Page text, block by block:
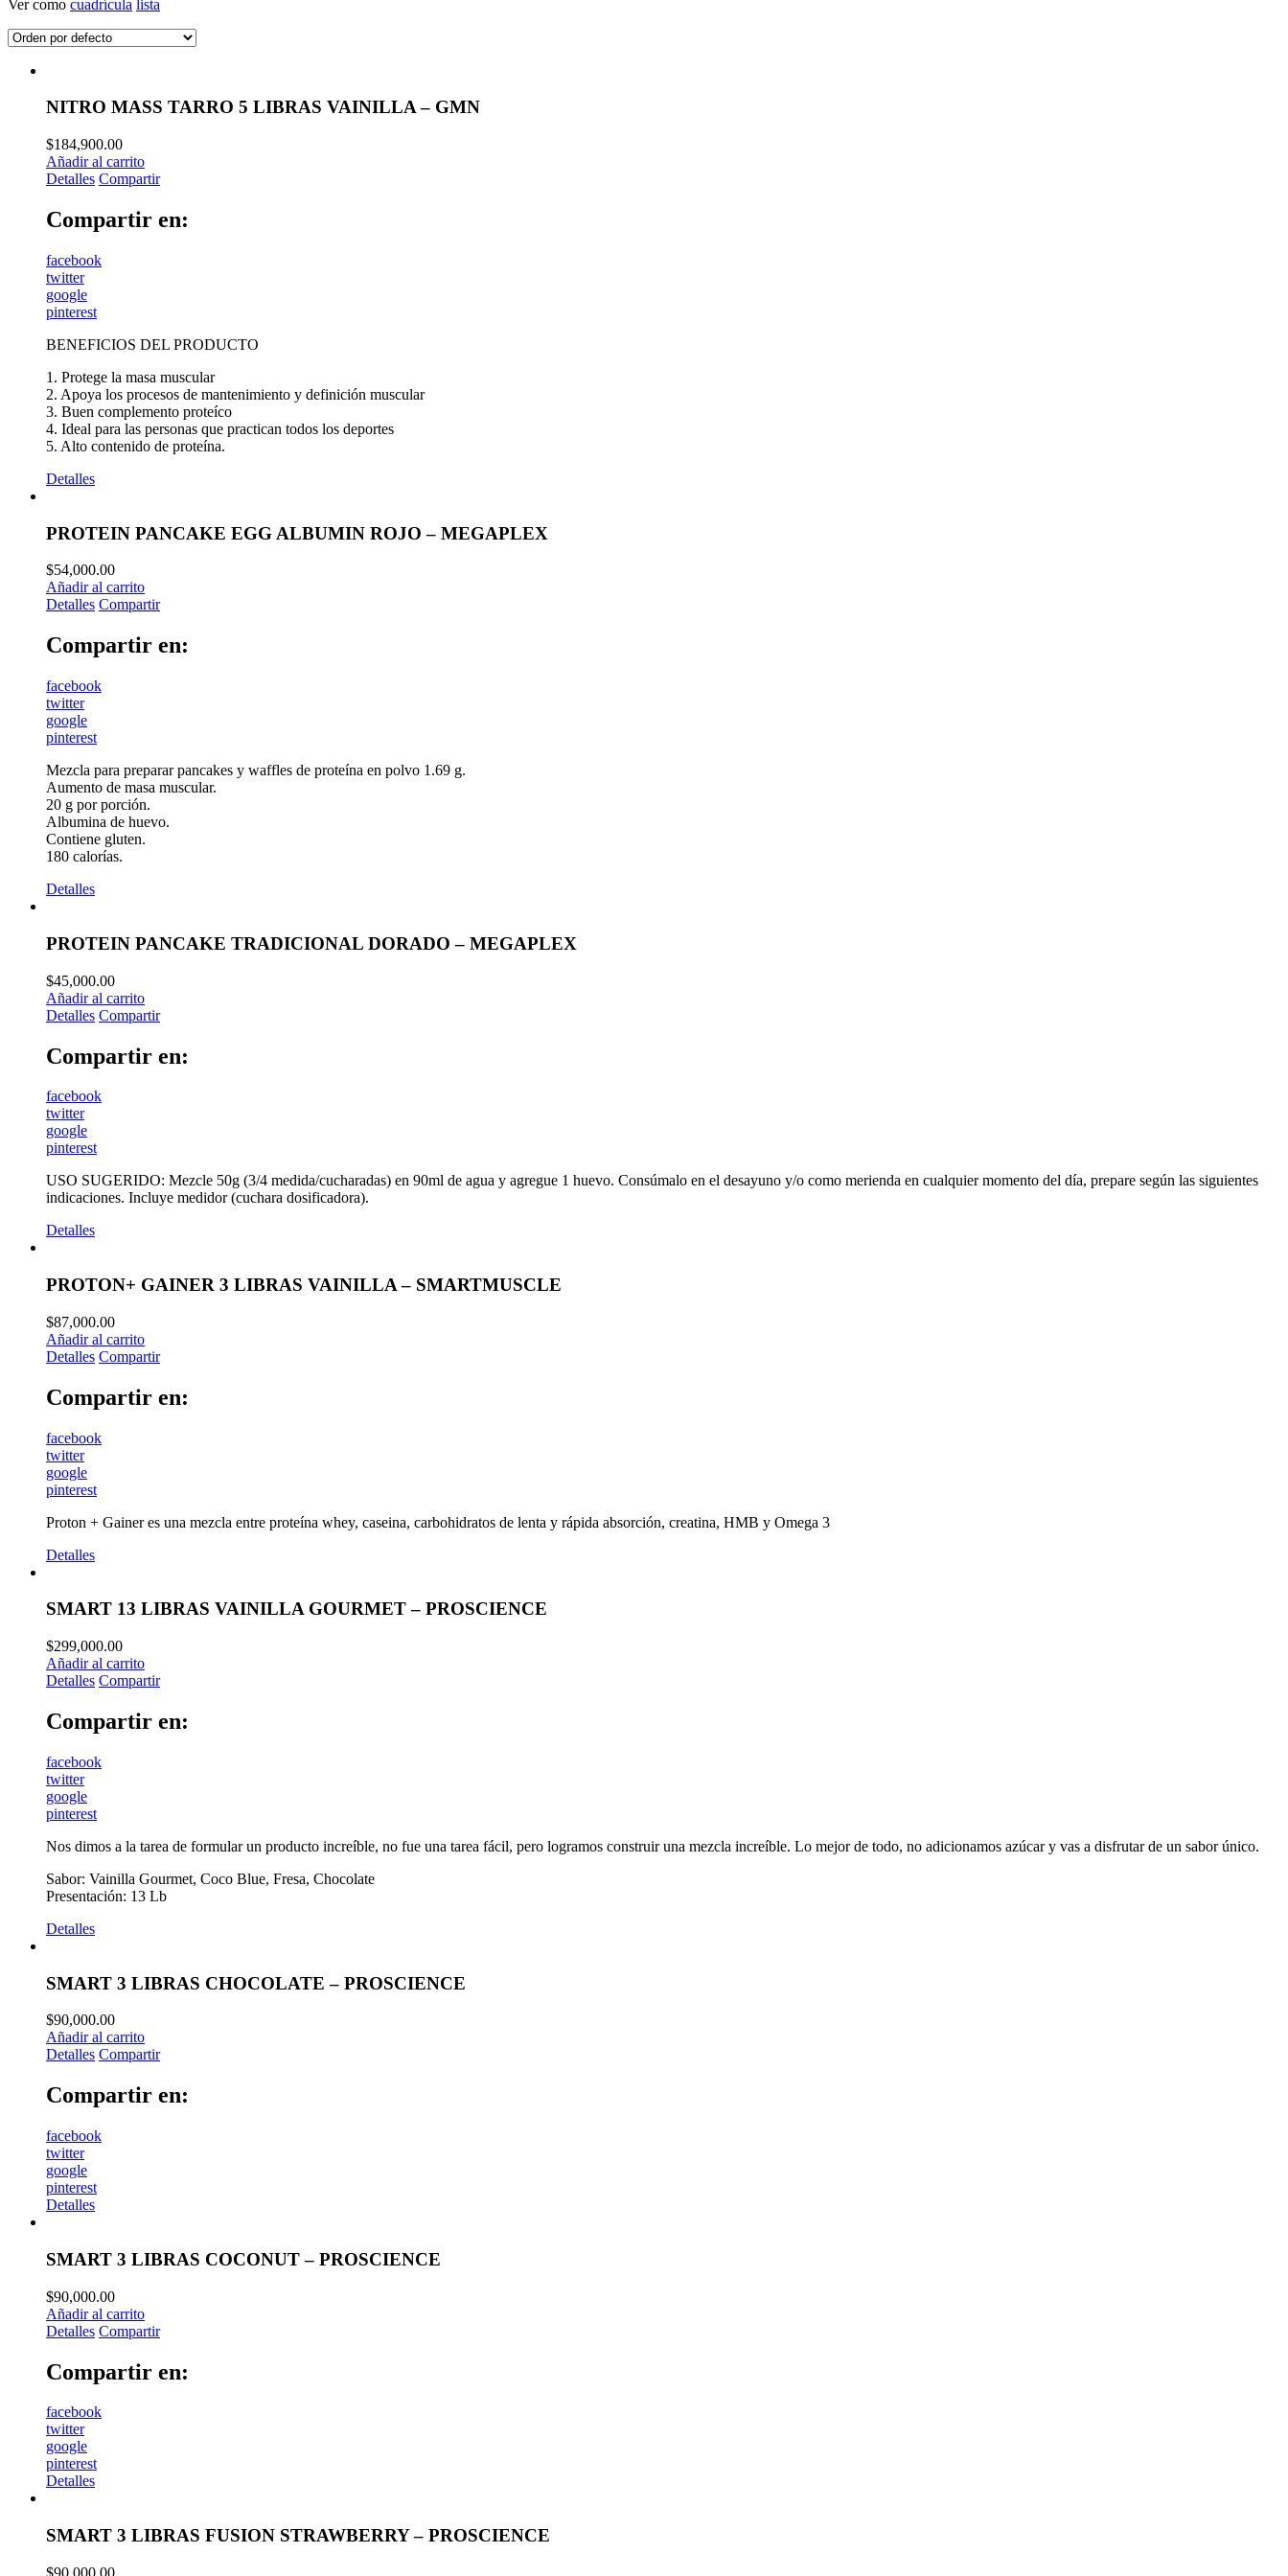
Ver como cuadrícula lista
NITRO MASS TARRO 5 LIBRAS VAINILLA – GMN
$184,900.00
Añadir al carrito
Detalles Compartir
Compartir en:
facebook
twitter
google
pinterest
BENEFICIOS DEL PRODUCTO
1. Protege la masa muscular
2. Apoya los procesos de mantenimiento y definición muscular
3. Buen complemento proteíco
4. Ideal para las personas que practican todos los deportes
5. Alto contenido de proteína.
Detalles
PROTEIN PANCAKE EGG ALBUMIN ROJO – MEGAPLEX
$54,000.00
Añadir al carrito
Detalles Compartir
Compartir en:
facebook
twitter
google
pinterest
Mezcla para preparar pancakes y waffles de proteína en polvo 1.69 g.
Aumento de masa muscular.
20 g por porción.
Albumina de huevo.
Contiene gluten.
180 calorías.
Detalles
PROTEIN PANCAKE TRADICIONAL DORADO – MEGAPLEX
$45,000.00
Añadir al carrito
Detalles Compartir
Compartir en:
facebook
twitter
google
pinterest
USO SUGERIDO: Mezcle 50g (3/4 medida/cucharadas) en 90ml de agua y agregue 1 huevo. Consúmalo en el desayuno y/o como merienda en cualquier momento del día, prepare según las siguientes
indicaciones. Incluye medidor (cuchara dosificadora).
Detalles
PROTON+ GAINER 3 LIBRAS VAINILLA – SMARTMUSCLE
$87,000.00
Añadir al carrito
Detalles Compartir
Compartir en:
facebook
twitter
google
pinterest
Proton + Gainer es una mezcla entre proteína whey, caseina, carbohidratos de lenta y rápida absorción, creatina, HMB y Omega 3
Detalles
SMART 13 LIBRAS VAINILLA GOURMET – PROSCIENCE
$299,000.00
Añadir al carrito
Detalles Compartir
Compartir en:
facebook
twitter
google
pinterest
Nos dimos a la tarea de formular un producto increíble, no fue una tarea fácil, pero logramos construir una mezcla increíble. Lo mejor de todo, no adicionamos azúcar y vas a disfrutar de un sabor único.
Sabor: Vainilla Gourmet, Coco Blue, Fresa, Chocolate
Presentación: 13 Lb
Detalles
SMART 3 LIBRAS CHOCOLATE – PROSCIENCE
$90,000.00
Añadir al carrito
Detalles Compartir
Compartir en:
facebook
twitter
google
pinterest
Detalles
SMART 3 LIBRAS COCONUT – PROSCIENCE
$90,000.00
Añadir al carrito
Detalles Compartir
Compartir en:
facebook
twitter
google
pinterest
Detalles
SMART 3 LIBRAS FUSION STRAWBERRY – PROSCIENCE
$90,000.00